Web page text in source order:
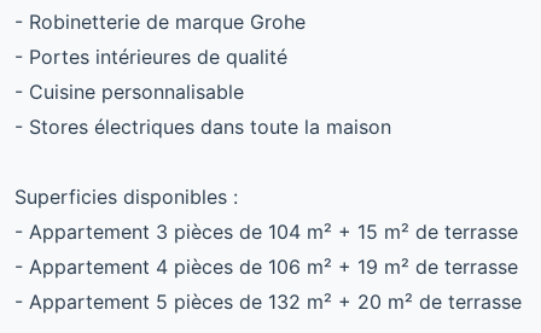
- Robinetterie de marque Grohe
- Portes intérieures de qualité
- Cuisine personnalisable
- Stores électriques dans toute la maison
Superficies disponibles :
- Appartement 3 pièces de 104 m² + 15 m² de terrasse
- Appartement 4 pièces de 106 m² + 19 m² de terrasse
- Appartement 5 pièces de 132 m² + 20 m² de terrasse